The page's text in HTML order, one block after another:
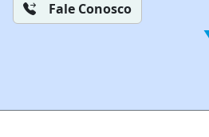
Fale Conosco